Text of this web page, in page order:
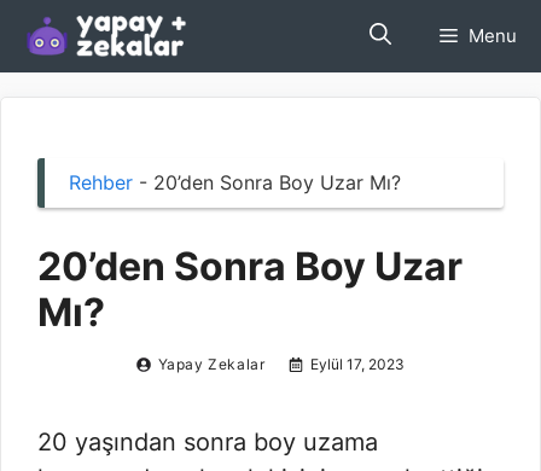
İçeriğe
atla
Menu
Rehber - 20’den Sonra Boy Uzar Mı?
20’den Sonra Boy Uzar
Mı?
Yapay Zekalar Eylül 17, 2023
20 yaşından sonra boy uzama